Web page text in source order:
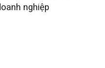
nghiệp